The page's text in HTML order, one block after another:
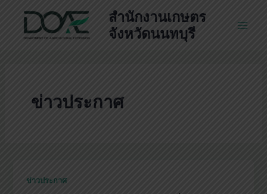
content
สำนักงานเกษตร
จังหวัดนนทบุรี
ข่าวประกาศ
ข่าวประกาศ